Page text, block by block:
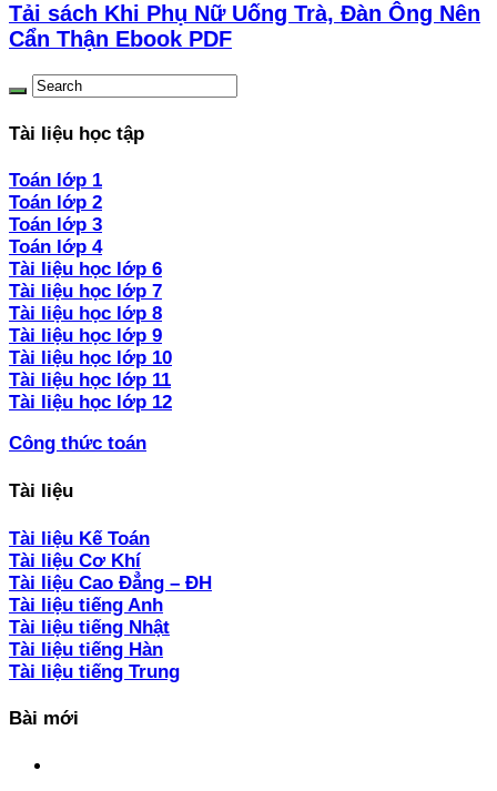
Tải sách Khi Phụ Nữ Uống Trà, Đàn Ông Nên
Cẩn Thận Ebook PDF
Tài liệu học tập
Toán lớp 1
Toán lớp 2
Toán lớp 3
Toán lớp 4
Tài liệu học lớp 6
Tài liệu học lớp 7
Tài liệu học lớp 8
Tài liệu học lớp 9
Tài liệu học lớp 10
Tài liệu học lớp 11
Tài liệu học lớp 12
Công thức toán
Tài liệu
Tài liệu Kế Toán
Tài liệu Cơ Khí
Tài liệu Cao Đẳng – ĐH
Tài liệu tiếng Anh
Tài liệu tiếng Nhật
Tài liệu tiếng Hàn
Tài liệu tiếng Trung
Bài mới